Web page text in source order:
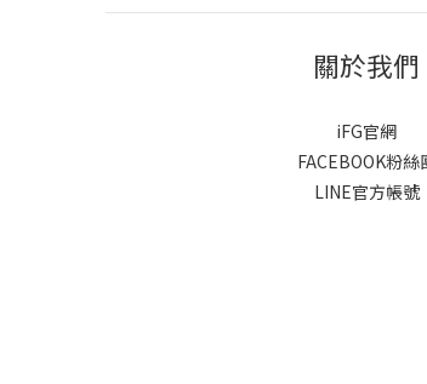
關於我們
iFG官網
FACEBOOK粉絲
LINE官方帳號